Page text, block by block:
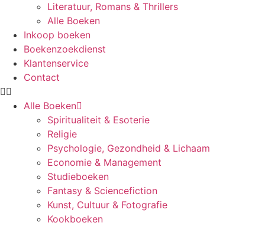
Literatuur, Romans & Thrillers
Alle Boeken
Inkoop boeken
Boekenzoekdienst
Klantenservice
Contact
Alle Boeken
Spiritualiteit & Esoterie
Religie
Psychologie, Gezondheid & Lichaam
Economie & Management
Studieboeken
Fantasy & Sciencefiction
Kunst, Cultuur & Fotografie
Kookboeken